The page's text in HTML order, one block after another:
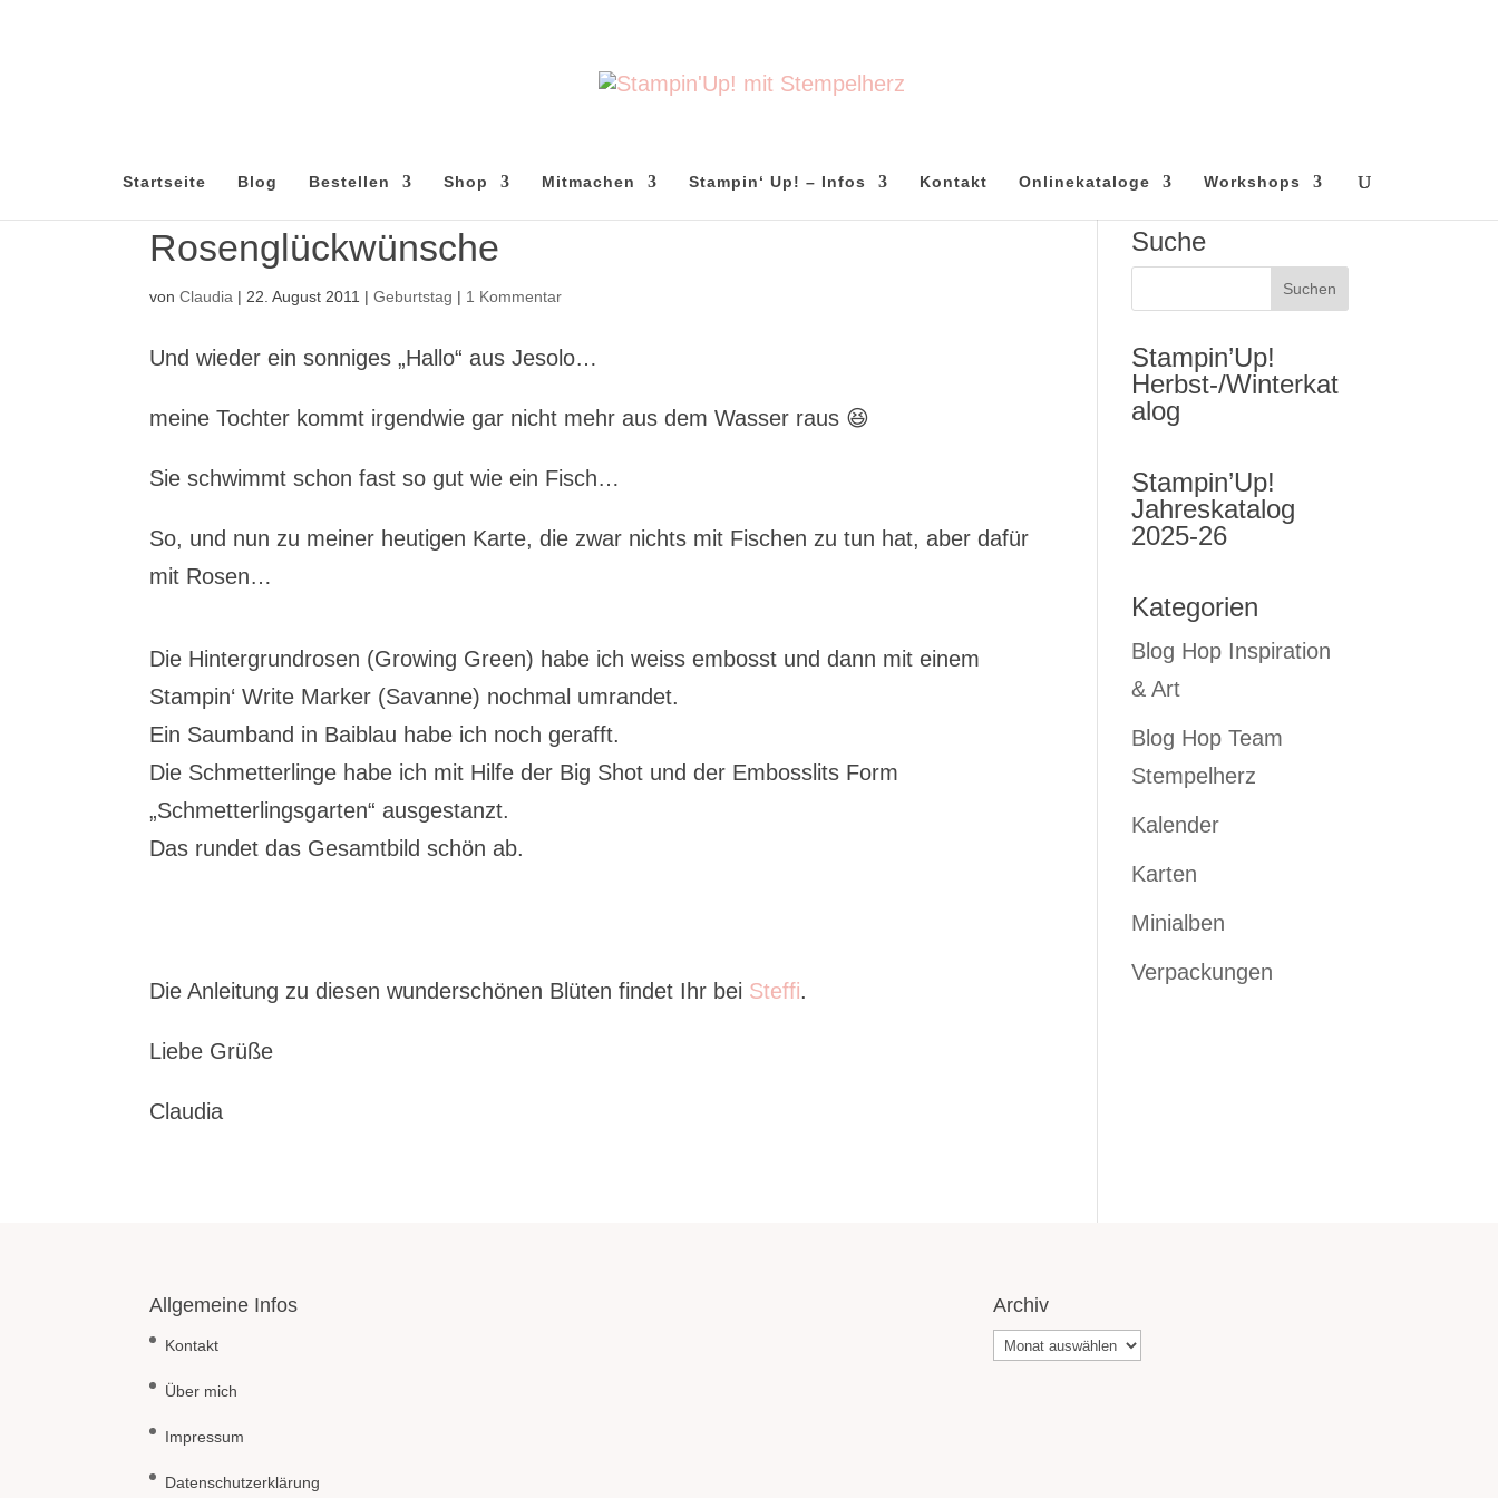
Startseite Blog Bestellen Shop Mitmachen Stampin‘ Up! – Infos Kontakt Onlinekataloge Workshops
Rosenglückwünsche
vonClaudia | 22. August 2011 |Geburtstag | 1 Kommentar
Und wieder ein sonniges „Hallo“ aus Jesolo…
meine Tochter kommt irgendwie gar nicht mehr aus dem Wasser raus 😆
Sie schwimmt schon fast so gut wie ein Fisch…
So, und nun zu meiner heutigen Karte, die zwar nichts mit Fischen zu tun hat, aber dafür
mit Rosen…
Die Hintergrundrosen (Growing Green) habe ich weiss embosst und dann mit einem
Stampin‘ Write Marker (Savanne) nochmal umrandet.
Ein Saumband in Baiblau habe ich noch gerafft.
Die Schmetterlinge habe ich mit Hilfe der Big Shot und der Embosslits Form
„Schmetterlingsgarten“ ausgestanzt.
Das rundet das Gesamtbild schön ab.
Die Anleitung zu diesen wunderschönen Blüten findet Ihr bei Steffi.
Liebe Grüße
Claudia
Suche
Stampin’Up!
Herbst-/Winterkat
alog
Stampin’Up!
Jahreskatalog
2025-26
Kategorien
Blog Hop Inspiration
& Art
Blog Hop Team
Stempelherz
Kalender
Karten
Minialben
Verpackungen
Allgemeine Infos
Kontakt
Über mich
Impressum
Datenschutzerklärung
Archiv
Archiv